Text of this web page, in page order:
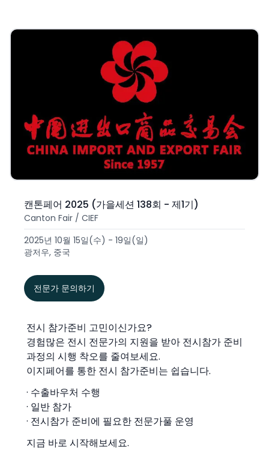
캔톤페어 2025 (가을세션 138회 - 제1기)
Canton Fair / CIEF
2025년 10월 15일(수) - 19일(일)
광저우, 중국
전문가 문의하기
전시 참가준비 고민이신가요?
경험많은 전시 전문가의 지원을 받아 전시참가 준비
과정의 시행 착오를 줄여보세요.
이지페어를 통한 전시 참가준비는 쉽습니다.
· 수출바우처 수행
· 일반 참가
· 전시참가 준비에 필요한 전문가풀 운영
지금 바로 시작해보세요.